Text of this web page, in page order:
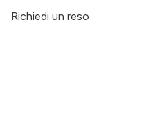
Richiedi un reso